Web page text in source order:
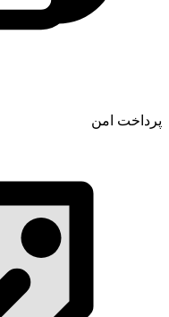
پرداخت امن